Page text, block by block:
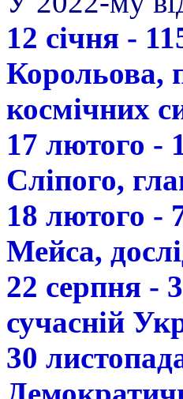
12 січня -
Корольова,
космічних
17 лютого -
Сліпого,
18 лютого -
Мейса,
22 серпня -
сучасній
30